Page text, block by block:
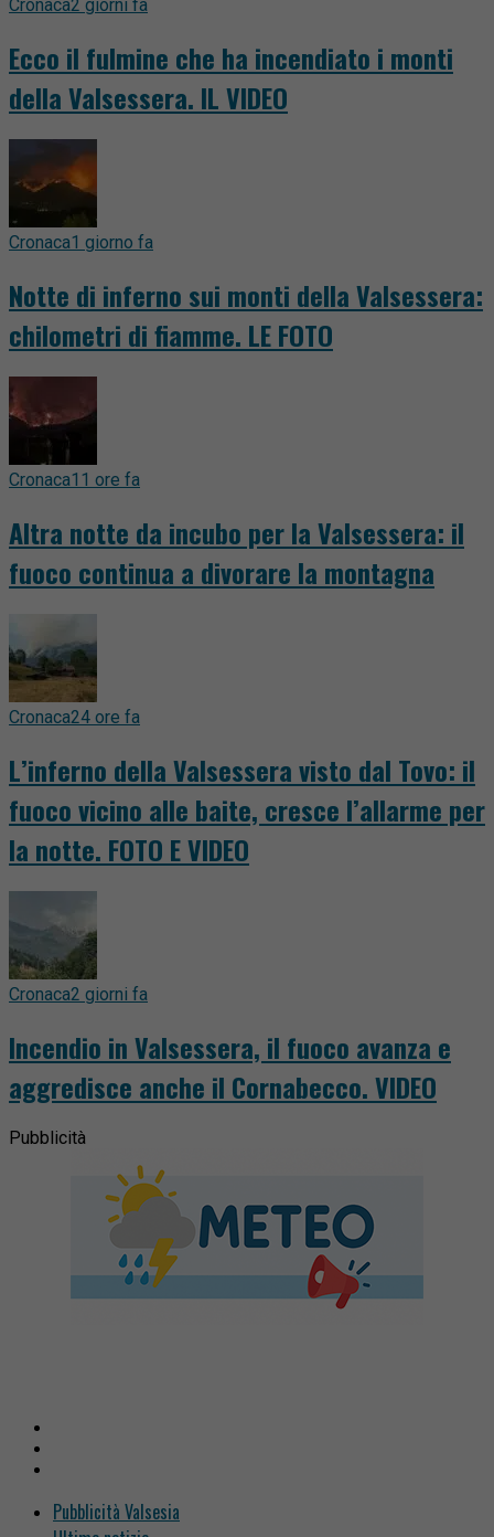
Cronaca2 giorni fa
Ecco il fulmine che ha incendiato i monti
della Valsessera. IL VIDEO
Cronaca1 giorno fa
Notte di inferno sui monti della Valsessera:
chilometri di fiamme. LE FOTO
Cronaca11 ore fa
Altra notte da incubo per la Valsessera: il
fuoco continua a divorare la montagna
Cronaca24 ore fa
L’inferno della Valsessera visto dal Tovo: il
fuoco vicino alle baite, cresce l’allarme per
la notte. FOTO E VIDEO
Cronaca2 giorni fa
Incendio in Valsessera, il fuoco avanza e
aggredisce anche il Cornabecco. VIDEO
Pubblicità
Pubblicità Valsesia